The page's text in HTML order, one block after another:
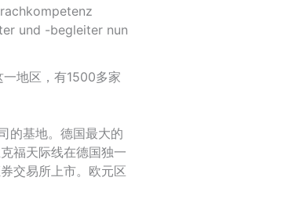
und -begleiter nun
地区，有1500多家
的基地。德国最大的
福天际线在德国独一
交易所上市。欧元区